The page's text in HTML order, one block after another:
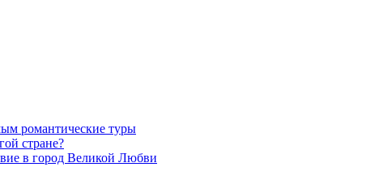
романтические туры
стране?
в город Великой Любви